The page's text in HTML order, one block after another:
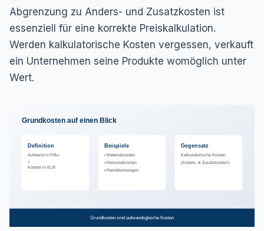
Abgrenzung zu Anders- und Zusatzkosten ist
essenziell für eine korrekte Preiskalkulation.
Werden kalkulatorische Kosten vergessen, verkauft
ein Unternehmen seine Produkte womöglich unter
Wert.
Grundkosten auf einen Blick
Definition
Aufwand in FiBu
=
Kosten in KLR
Beispiele
• Materialkosten
• Personalkosten
• Fremdleistungen
Gegensatz
Kalkulatorische Kosten
(Anders- & Zusatzkosten)
Grundkosten sind aufwandsgleiche Kosten